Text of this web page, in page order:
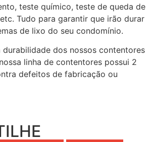
teste químico, teste de queda de
Tudo para garantir que irão durar
de lixo do seu condomínio.
dos nossos contentores
linha de contentores possui 2
defeitos de fabricação ou